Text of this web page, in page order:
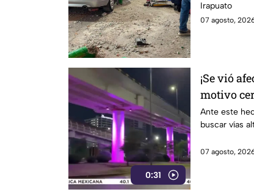
Irapuato
07 agosto,
0:31
¡Se vió
motivo
Juan
Ante este
buscar vías
07 agosto,